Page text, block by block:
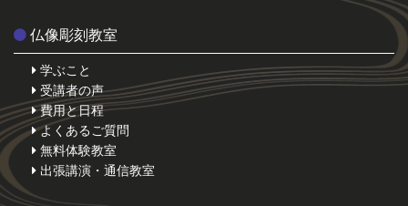
仏像彫刻教室
学ぶこと
受講者の声
費用と日程
よくあるご質問
無料体験教室
出張講演・通信教室